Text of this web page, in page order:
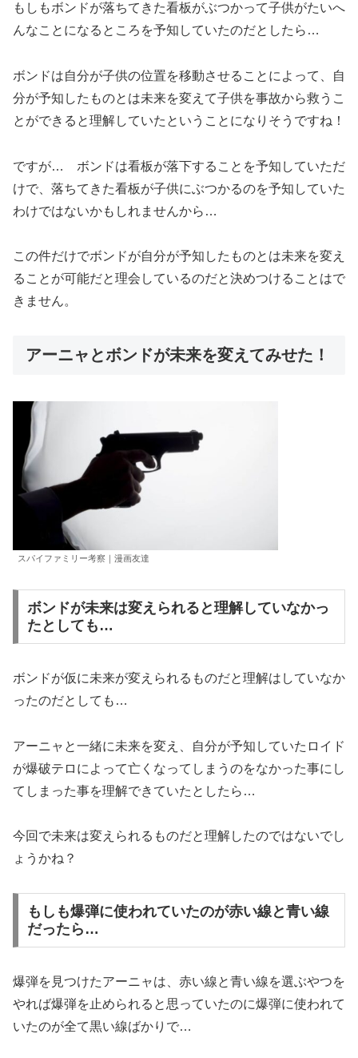
もしもボンドが落ちてきた看板がぶつかって子供がたいへ
んなことになるところを予知していたのだとしたら…
ボンドは自分が子供の位置を移動させることによって、自
分が予知したものとは未来を変えて子供を事故から救うこ
とができると理解していたということになりそうですね！
ですが… ボンドは看板が落下することを予知していただ
けで、落ちてきた看板が子供にぶつかるのを予知していた
わけではないかもしれませんから…
この件だけでボンドが自分が予知したものとは未来を変え
ることが可能だと理会しているのだと決めつけることはで
きません。
アーニャとボンドが未来を変えてみせた！
スパイファミリー考察｜漫画友達
ボンドが未来は変えられると理解していなかっ
たとしても…
ボンドが仮に未来が変えられるものだと理解はしていなか
ったのだとしても…
アーニャと一緒に未来を変え、自分が予知していたロイド
が爆破テロによって亡くなってしまうのをなかった事にし
てしまった事を理解できていたとしたら…
今回で未来は変えられるものだと理解したのではないでし
ょうかね？
もしも爆弾に使われていたのが赤い線と青い線
だったら…
爆弾を見つけたアーニャは、赤い線と青い線を選ぶやつを
やれば爆弾を止められると思っていたのに爆弾に使われて
いたのが全て黒い線ばかりで…